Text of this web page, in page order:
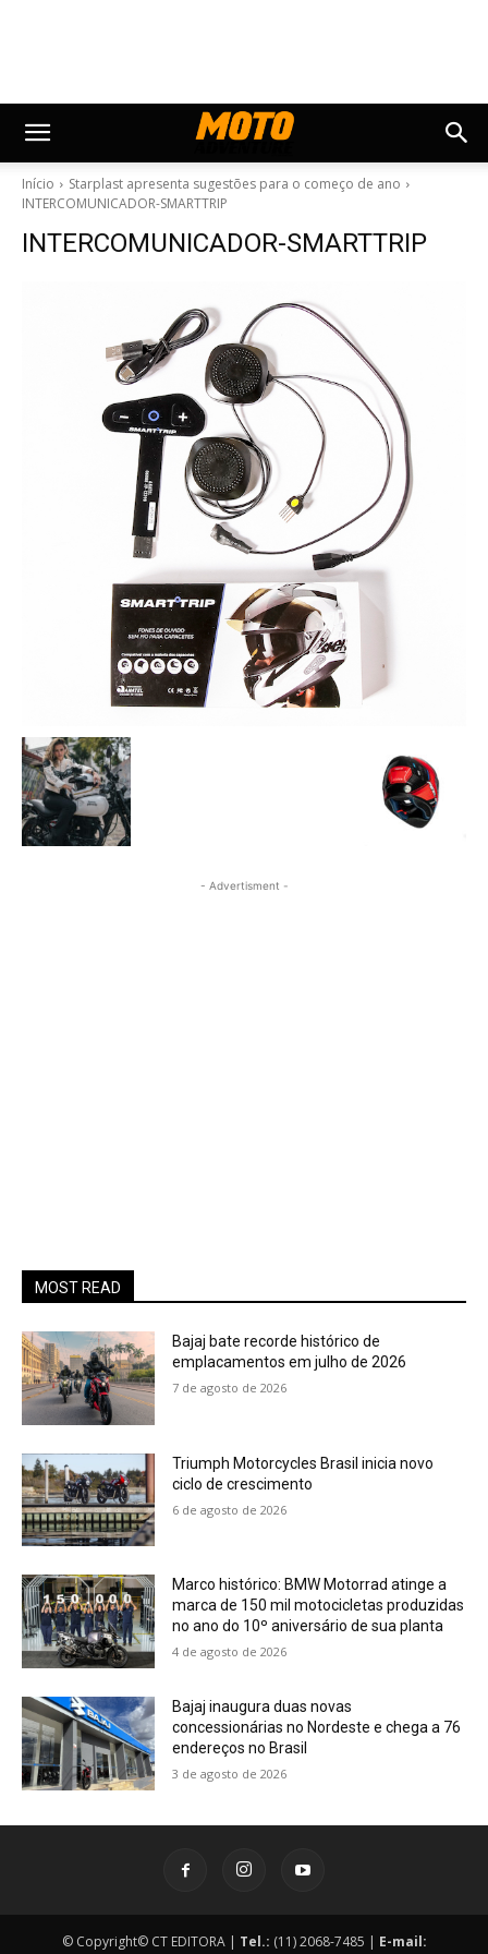
Início
Starplast apresenta sugestões para o começo de ano
INTERCOMUNICADOR-SMARTTRIP
INTERCOMUNICADOR-SMARTTRIP
- Advertisment -
MOST READ
Bajaj bate recorde histórico de
emplacamentos em julho de 2026
7 de agosto de 2026
Triumph Motorcycles Brasil inicia novo
ciclo de crescimento
6 de agosto de 2026
Marco histórico: BMW Motorrad atinge a
marca de 150 mil motocicletas produzidas
no ano do 10º aniversário de sua planta
4 de agosto de 2026
Bajaj inaugura duas novas
concessionárias no Nordeste e chega a 76
endereços no Brasil
3 de agosto de 2026
© Copyright© CT EDITORA | Tel.: (11) 2068-7485 | E-mail: